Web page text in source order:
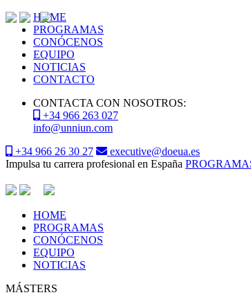
HOME
PROGRAMAS
CONÓCENOS
EQUIPO
NOTICIAS
CONTACTO
CONTACTA CON NOSOTROS:
+34 966 263 027
info@unniun.com
+34 966 26 30 27
executive@doeua.es
Impulsa tu carrera profesional en España
HOME
PROGRAMAS
CONÓCENOS
EQUIPO
NOTICIAS
MÁSTERS